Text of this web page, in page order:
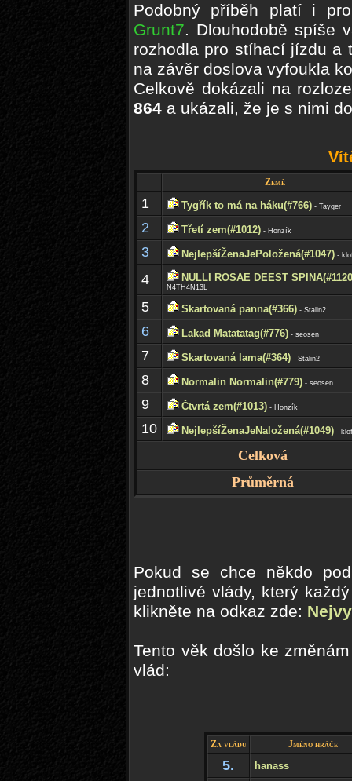
Podobný příběh platí i
Grunt7. Dlouhodobě spíše
rozhodla pro stíhací jízdu a
na závěr doslova vyfoukla
Celkově dokázali na
864 a ukázali, že je s nimi
Země
1 Tygřík to má na háku(#766) - Tayger
2 Třetí zem(#1012) - Honzík
3 NejlepšíŽenaJePoložená(#1047) -
4 NULLI ROSAE DEEST
N4TH4N13L
5 Skartovaná panna(#366) - Stalin2
6 Lakad Matatatag(#776) - seosen
7 Skartovaná lama(#364) - Stalin2
8 Normalin Normalin(#779) - seosen
9 Čtvrtá zem(#1013) - Honzík
10 NejlepšíŽenaJeNaložená(#1049) -
Celková
Průměrná
Pokud se chce někdo
jednotlivé vlády, který
klikněte na odkaz zde:
Tento věk došlo ke
vlád:
Za vládu Jméno hráče
5. hanass